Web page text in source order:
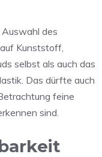
des
Kunststoff,
selbst als auch das
Das dürfte auch
feine
sind.